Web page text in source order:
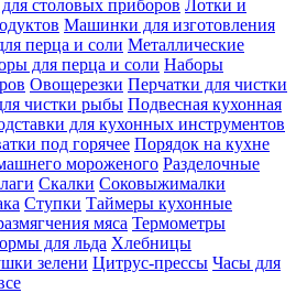
столовых приборов Лотки и
Машинки для изготовления
перца и соли Металлические
для перца и соли Наборы
Овощерезки Перчатки для чистки
чистки рыбы Подвесная кухонная
для кухонных инструментов
под горячее Порядок на кухне
мороженого Разделочные
Скалки Соковыжималки
Ступки Таймеры кухонные
мяса Термометры
для льда Хлебницы
зелени Цитрус-прессы Часы для